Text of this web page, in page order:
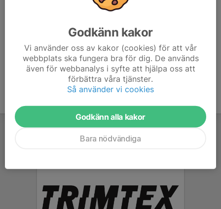
Ta med kläder och skor för att springa asfalt och park.
Hälsningar ledarna i GIF
Godkänn kakor
Vi använder oss av kakor (cookies) för att vår
webbplats ska fungera bra för dig. De används
även för webbanalys i syfte att hjälpa oss att
förbättra våra tjänster.
Så använder vi cookies
Godkänn alla kakor
Bara nödvändiga